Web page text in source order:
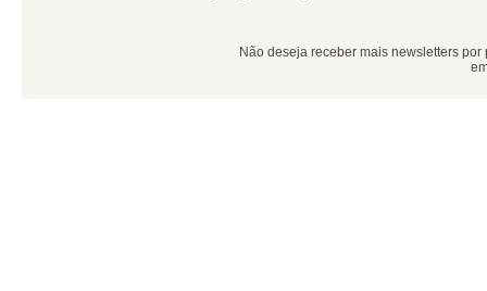
Não deseja receber mais newsletters